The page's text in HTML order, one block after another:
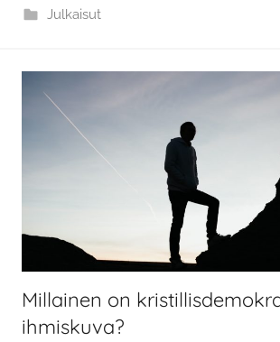
Julkaisut
Millainen on
ihmiskuva?